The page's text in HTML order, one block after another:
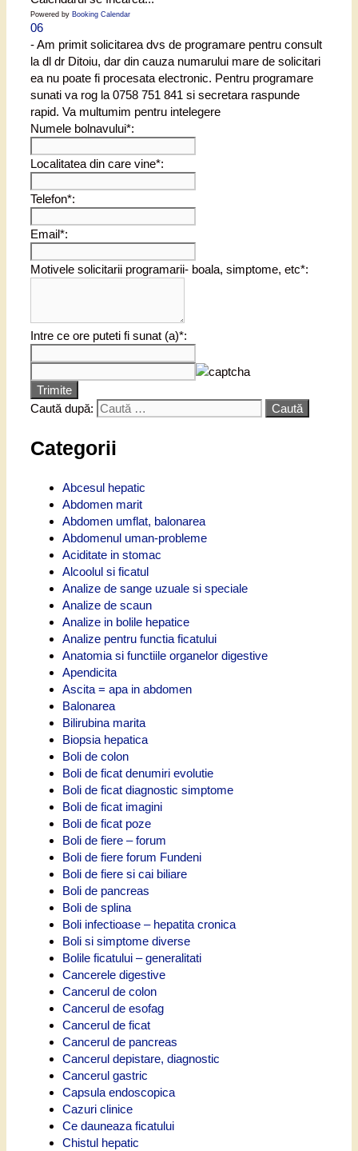
Powered by Booking Calendar
06
- Am primit solicitarea dvs de programare pentru consult
la dl dr Ditoiu, dar din cauza numarului mare de solicitari
ea nu poate fi procesata electronic. Pentru programare
sunati va rog la 0758 751 841 si secretara raspunde
rapid. Va multumim pentru intelegere
Numele bolnavului*:
Localitatea din care vine*:
Telefon*:
Email*:
Motivele solicitarii programarii- boala, simptome, etc*:
Intre ce ore puteti fi sunat (a)*:
Trimite
Caută după:
Categorii
Abcesul hepatic
Abdomen marit
Abdomen umflat, balonarea
Abdomenul uman-probleme
Aciditate in stomac
Alcoolul si ficatul
Analize de sange uzuale si speciale
Analize de scaun
Analize in bolile hepatice
Analize pentru functia ficatului
Anatomia si functiile organelor digestive
Apendicita
Ascita = apa in abdomen
Balonarea
Bilirubina marita
Biopsia hepatica
Boli de colon
Boli de ficat denumiri evolutie
Boli de ficat diagnostic simptome
Boli de ficat imagini
Boli de ficat poze
Boli de fiere – forum
Boli de fiere forum Fundeni
Boli de fiere si cai biliare
Boli de pancreas
Boli de splina
Boli infectioase – hepatita cronica
Boli si simptome diverse
Bolile ficatului – generalitati
Cancerele digestive
Cancerul de colon
Cancerul de esofag
Cancerul de ficat
Cancerul de pancreas
Cancerul depistare, diagnostic
Cancerul gastric
Capsula endoscopica
Cazuri clinice
Ce dauneaza ficatului
Chistul hepatic